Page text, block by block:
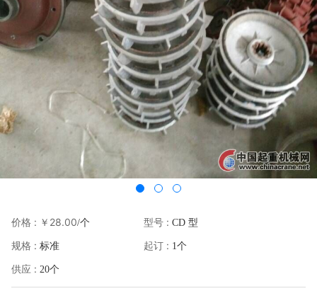
价格 : ￥28.00/个 型号 :CD 型
规格 : 标准 起订 : 1个
供应 : 20个